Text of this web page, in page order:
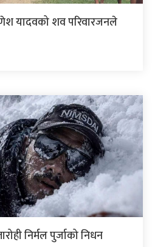
यादवको शव परिवारजनले
निर्मल पुर्जाको निधन